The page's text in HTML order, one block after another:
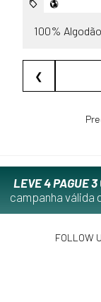
100% Algodão
❮
LEVE 4 PAGUE 3
campanha válida
FOLLOW